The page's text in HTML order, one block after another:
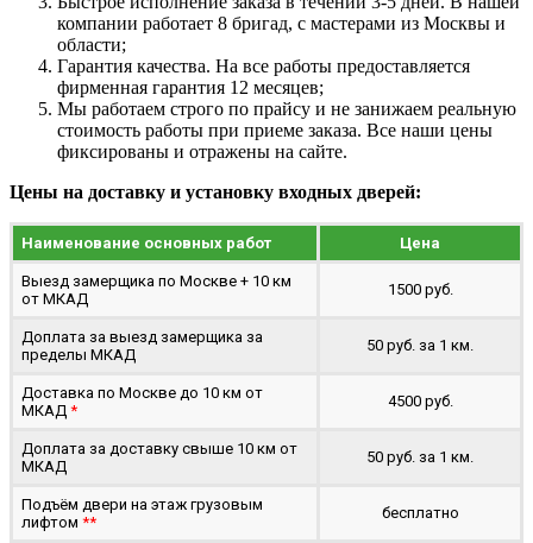
компании работает 8 бригад, с мастерами из Москвы и
области;
Гарантия качества. На все работы предоставляется
фирменная гарантия 12 месяцев;
Мы работаем строго по прайсу и не занижаем реальную
стоимость работы при приеме заказа. Все наши цены
фиксированы и отражены на сайте.
Цены на доставку и установку входных дверей:
Наименование основных работ Цена
Выезд замерщика по Москве + 10 км
от МКАД
1500 руб.
Доплата за выезд замерщика за
пределы МКАД
50 руб. за 1 км.
Доставка по Москве до 10 км от
МКАД *
4500 руб.
Доплата за доставку свыше 10 км от
МКАД
50 руб. за 1 км.
Подъём двери на этаж грузовым
лифтом **
бесплатно